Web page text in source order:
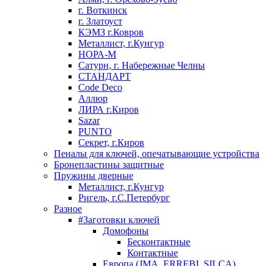
г. Воткинск
г. Златоуст
КЭМЗ г.Ковров
Металлист, г.Кунгур
НОРА-М
Сатурн, г. Набережные Челны
СТАНДАРТ
Code Deco
Аллюр
ЛИРА г.Киров
Sazar
PUNTO
Секрет, г.Киров
Пеналы для ключей, опечатывающие устройства
Бронепластины защитные
Пружины дверные
Металлист, г.Кунгур
Ригель, г.С.Петербург
Разное
#Заготовки ключей
Домофоны
Бесконтактные
Контактные
Европа (JMA, ERREBI, SILCA)